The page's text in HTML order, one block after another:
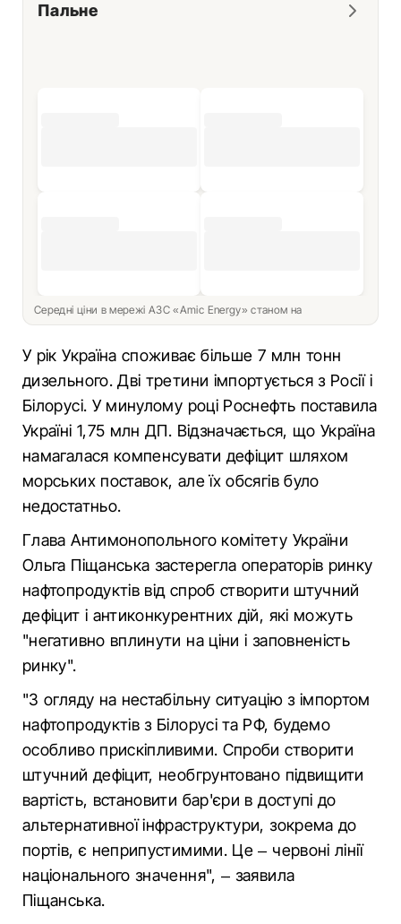
Пальне
Середні ціни в мережі АЗС «Amic Energy» станом на
У рік Україна споживає більше 7 млн тонн
дизельного. Дві третини імпортується з Росії і
Білорусі. У минулому році Роснефть поставила
Україні 1,75 млн ДП. Відзначається, що Україна
намагалася компенсувати дефіцит шляхом
морських поставок, але їх обсягів було
недостатньо.
Глава Антимонопольного комітету України
Ольга Піщанська застерегла операторів ринку
нафтопродуктів від спроб створити штучний
дефіцит і антиконкурентних дій, які можуть
"негативно вплинути на ціни і заповненість
ринку".
"З огляду на нестабільну ситуацію з імпортом
нафтопродуктів з Білорусі та РФ, будемо
особливо прискіпливими. Спроби створити
штучний дефіцит, необгрунтовано підвищити
вартість, встановити бар'єри в доступі до
альтернативної інфраструктури, зокрема до
портів, є неприпустимими. Це – червоні лінії
національного значення", – заявила
Піщанська.